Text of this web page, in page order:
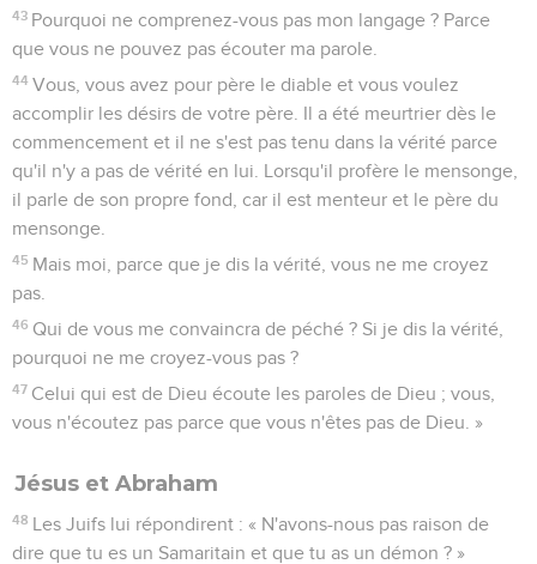
43 Pourquoi ne comprenez-vous pas mon langage ? Parce
que vous ne pouvez pas écouter ma parole.
44 Vous, vous avez pour père le diable et vous voulez
accomplir les désirs de votre père. Il a été meurtrier dès le
commencement et il ne s'est pas tenu dans la vérité parce
qu'il n'y a pas de vérité en lui. Lorsqu'il profère le mensonge,
il parle de son propre fond, car il est menteur et le père du
mensonge.
45 Mais moi, parce que je dis la vérité, vous ne me croyez
pas.
46 Qui de vous me convaincra de péché ? Si je dis la vérité,
pourquoi ne me croyez-vous pas ?
47 Celui qui est de Dieu écoute les paroles de Dieu ; vous,
vous n'écoutez pas parce que vous n'êtes pas de Dieu. »
Jésus et Abraham
48 Les Juifs lui répondirent : « N'avons-nous pas raison de
dire que tu es un Samaritain et que tu as un démon ? »